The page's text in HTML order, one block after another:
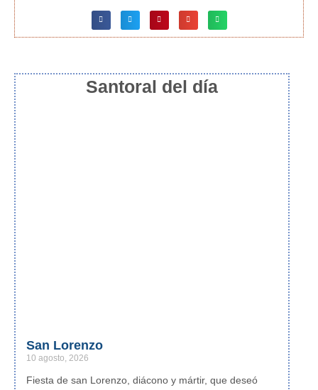
Santoral del día
San Lorenzo
10 agosto, 2026
Fiesta de san Lorenzo, diácono y mártir, que deseó